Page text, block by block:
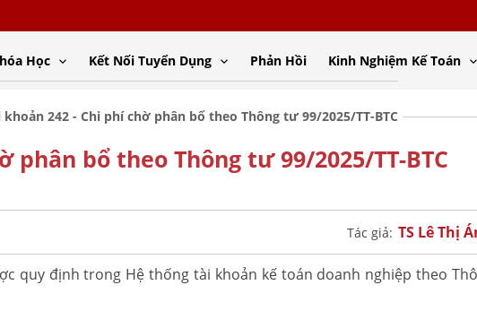
Học Kết Nối Tuyển Dụng Phản Hồi Kinh Nghiệm Kế Toán
khoản 242 - Chi phí chờ phân bổ theo Thông tư 99/2025/TT-BTC
phân bổ theo Thông tư 99/2025/TT-BTC
Tác giả: TS Lê Thị
quy định trong Hệ thống tài khoản kế toán doanh nghiệp theo